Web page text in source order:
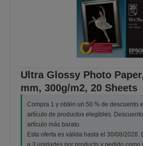
Ultra Glossy Photo
mm, 300g/m2, 20 Sheets
Compra 1 y obtén un 50 % de descuento
artículo de productos elegibles.
artículo más barato.
Esta oferta es válida hasta el 30/08/2026.
a 3 unidades por producto y pedido como